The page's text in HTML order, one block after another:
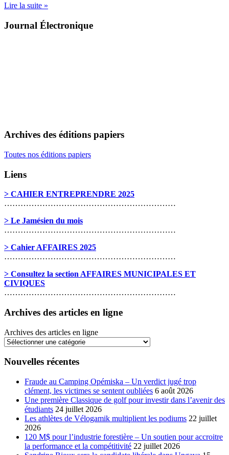
Lire la suite »
Journal Électronique
Archives des éditions papiers
Toutes nos éditions papiers
Liens
> CAHIER ENTREPRENDRE 2025
………………………………………………………
> Le Jamésien du mois
………………………………………………………
> Cahier AFFAIRES 2025
………………………………………………………
> Consultez la section AFFAIRES MUNICIPALES ET
CIVIQUES
………………………………………………………
Archives des articles en ligne
Archives des articles en ligne
Nouvelles récentes
Fraude au Camping Opémiska – Un verdict jugé trop
clément, les victimes se sentent oubliées 6 août 2026
Une première Classique de golf pour investir dans l’avenir des
étudiants 24 juillet 2026
Les athlètes de Vélogamik multiplient les podiums 22 juillet
2026
120 M$ pour l’industrie forestière – Un soutien pour accroitre
la performance et la compétitivité 22 juillet 2026